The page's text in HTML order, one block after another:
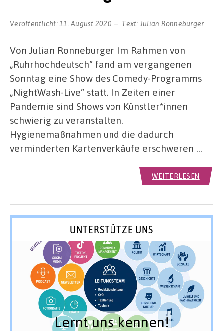
Veröffentlicht: 11. August 2020 Text: Julian Ronneburger
Von Julian Ronneburger Im Rahmen von
„Ruhrhochdeutsch“ fand am vergangenen
Sonntag eine Show des Comedy-Programms
„NightWash-Live“ statt. In Zeiten einer
Pandemie sind Shows von Künstler*innen
schwierig zu veranstalten.
Hygienemaßnahmen und die dadurch
verminderten Kartenverkäufe erschweren …
WEITERLESEN
UNTERSTÜTZE UNS
Lernt uns kennen!